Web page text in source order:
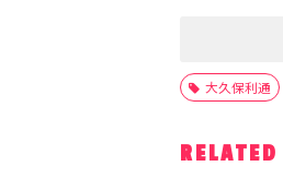
大久保利通
RELATED